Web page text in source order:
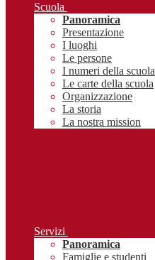
Scuola
Panoramica
Presentazione
I luoghi
Le persone
I numeri della scuola
Le carte della scuola
Organizzazione
La storia
La nostra mission
Servizi
Panoramica
Famiglie e studenti